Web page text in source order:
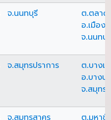
จ.นนทบุรี
ต.ตลา
อ.เมือง
จ.นนทบุรี
จ.สมุทรปราการ
ต.บางเ
อ.บางบ่
จ.สมุทร
จ.สมุทรสาคร
ต.มหาชั